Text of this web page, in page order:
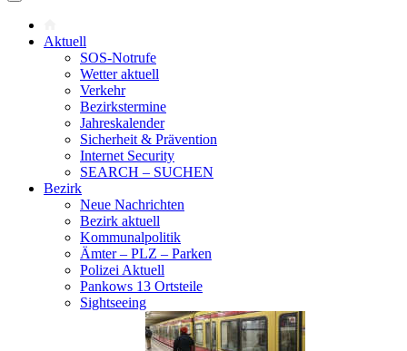
Aktuell
SOS-Notrufe
Wetter aktuell
Verkehr
Bezirkstermine
Jahreskalender
Sicherheit & Prävention
Internet Security
SEARCH – SUCHEN
Bezirk
Neue Nachrichten
Bezirk aktuell
Kommunalpolitik
Ämter – PLZ – Parken
Polizei Aktuell
Pankows 13 Ortsteile
Sightseeing